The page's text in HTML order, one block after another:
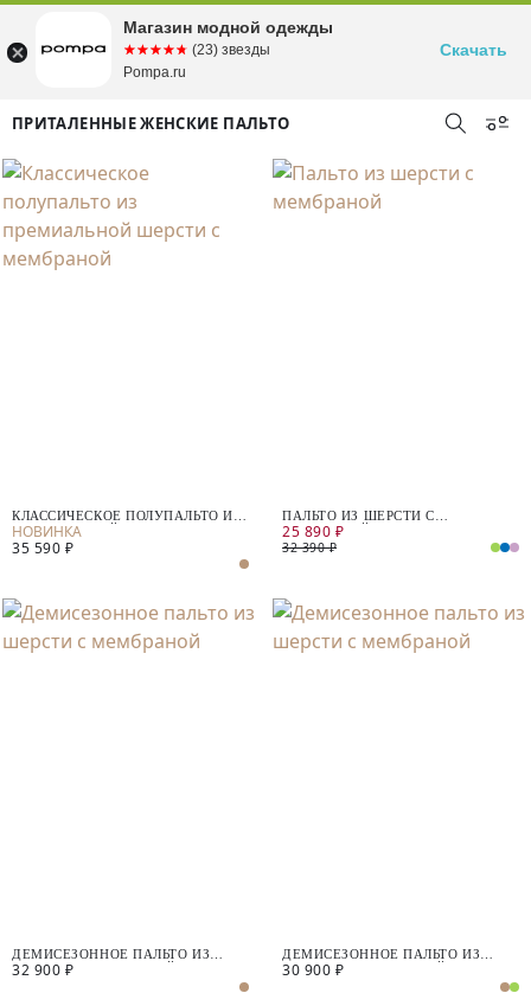
ПРИТАЛЕННЫЕ ЖЕНСКИЕ ПАЛЬТО
КЛАССИЧЕСКОЕ ПОЛУПАЛЬТО ИЗ
ПРЕМИАЛЬНОЙ ШЕРСТИ С
МЕМБРАНОЙ
35 590 ₽
ПАЛЬТО ИЗ ШЕРСТИ С
МЕМБРАНОЙ
25 890 ₽
32 390 ₽
ДЕМИСЕЗОННОЕ ПАЛЬТО ИЗ
ШЕРСТИ С МЕМБРАНОЙ
32 900 ₽
ДЕМИСЕЗОННОЕ ПАЛЬТО ИЗ
ШЕРСТИ С МЕМБРАНОЙ
30 900 ₽
Магазин модной одежды
☆☆☆☆☆
★★★★★ (23) звезды
Pompa.ru
Скачать